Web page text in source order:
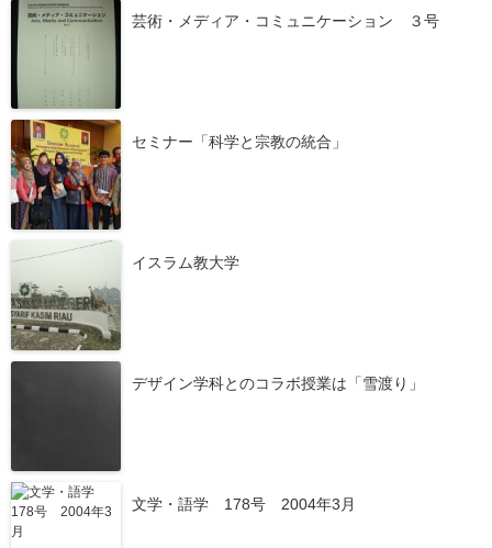
芸術・メディア・コミュニケーション ３号
セミナー「科学と宗教の統合」
イスラム教大学
デザイン学科とのコラボ授業は「雪渡り」
文学・語学 178号 2004年3月